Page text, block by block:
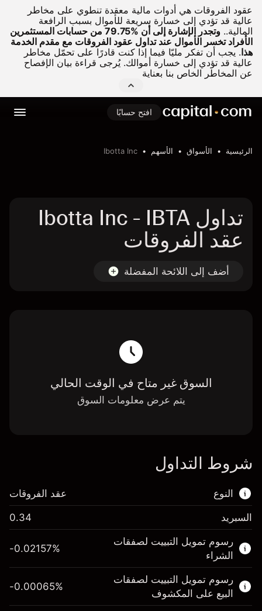
عقود الفروقات هي أدوات مالية معقدة تنطوي على مخاطر
عالية قد تؤدي إلى خسارة سريعة للأموال بسبب الرافعة
المالية..
وتجدر الإشارة إلى أن %79.75 من حسابات المستثمرين
الأفراد تخسر الأموال عند تداول عقود الفروقات مع مقدم الخدمة
هذا. يجب أن تفكر مليّا فيما إذا كنت قادرًا على تحمّل مخاطر
عالية قد تؤدي إلى خسارة أموالك. يُرجى قراءة بيان الإفصاح
عن المخاطر الخاص بنا بعناية
افتح حسابًا
الرئيسية الأسواق الأسهم Ibotta Inc
تداول Ibotta Inc - IBTA
عقد الفروقات
أضف إلى اللائحة المفضلة
السوق غير متاح في الوقت الحالي
يتم عرض معلومات السوق
شروط التداول
النوع
هذا السوق المالي متاح للتداول من خلال عقود
الفروقات.
اعرف المزيد عن:
عقود الفروقات
عقد الفروقات
السبريد 0.34
رسوم تمويل التبييت لصفقات
الشراء
-0.02157%
رسوم تمويل التبييت لصفقات
البيع على المكشوف
-0.00065%